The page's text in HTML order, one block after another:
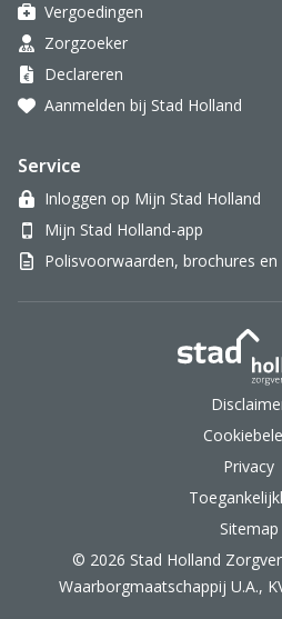
Vergoedingen
Zorgzoeker
Declareren
Aanmelden bij Stad Holland
Service
Inloggen op Mijn Stad Holland
Mijn Stad Holland-app
Polisvoorwaarden, brochures
Privacy
Sitemap
© 2026 Stad Holland
Waarborgmaatschappij U.A.,